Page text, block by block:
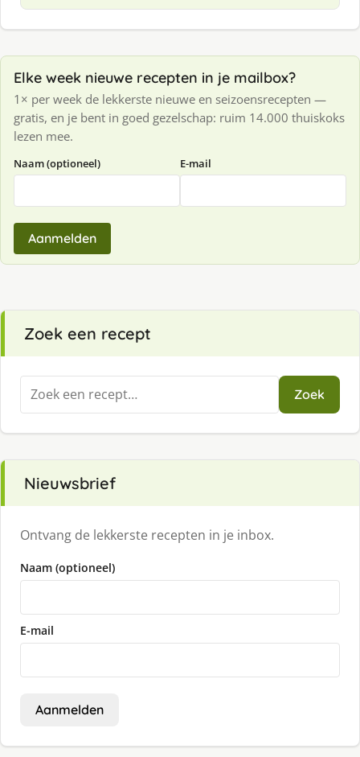
Elke week nieuwe recepten in je mailbox?
1× per week de lekkerste nieuwe en seizoensrecepten —
gratis, en je bent in goed gezelschap: ruim 14.000 thuiskoks
lezen mee.
Naam (optioneel) E-mail
Aanmelden
Zoek een recept
Zoeken
naar:
Zoek
Nieuwsbrief
Ontvang de lekkerste recepten in je inbox.
Naam (optioneel)
E-mail
Aanmelden